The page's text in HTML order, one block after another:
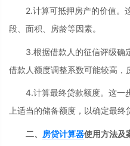
2.计算可抵押房产的价值。
段、面积、房龄等因素。
3.根据借款人的征信评级确
借款人额度调整系数可能较高，
4.计算最终贷款额度。这一
上适当的储备额度，以确定最终
二、 房贷计算器使用方法及